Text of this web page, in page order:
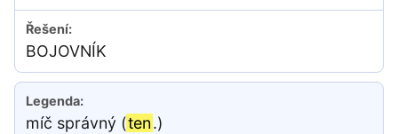
BOJOVNÍK
míč správný (ten.)